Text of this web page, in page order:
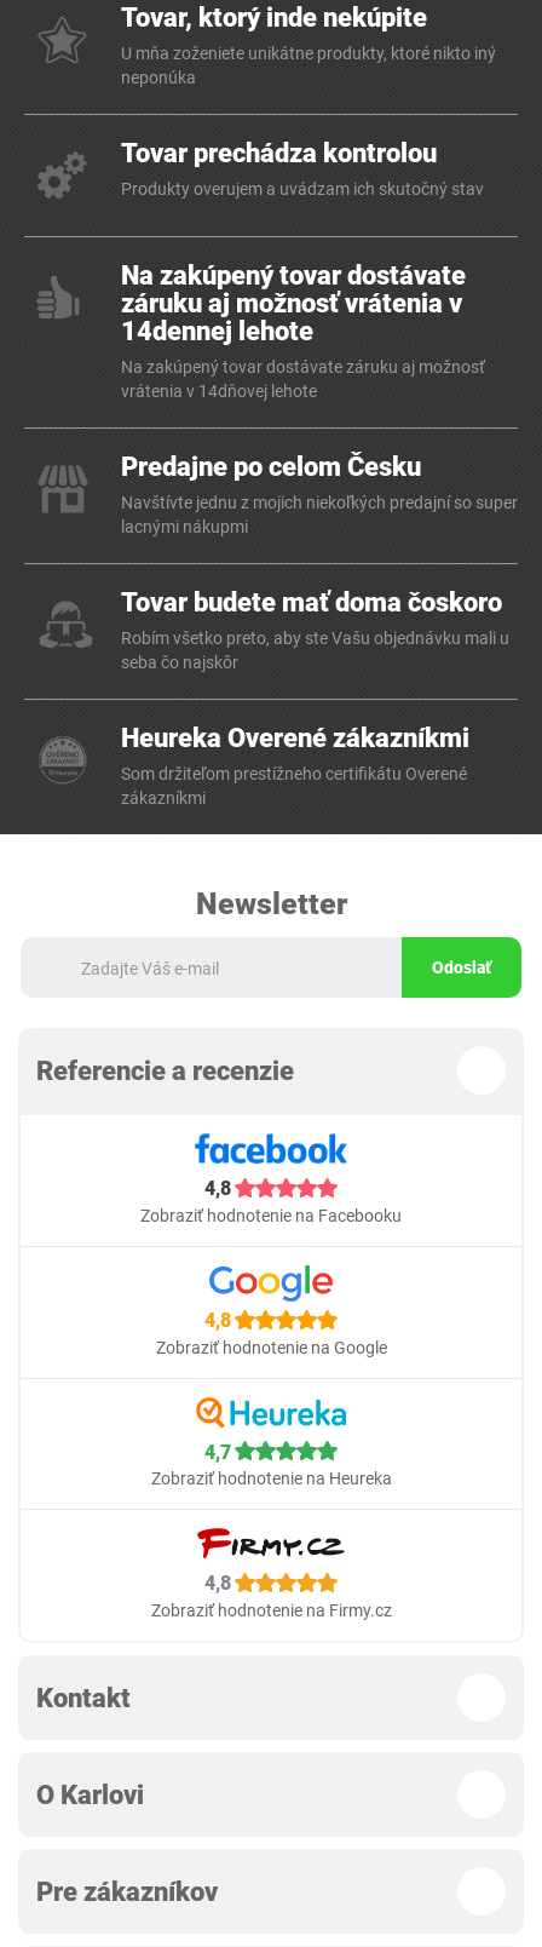
Tovar, ktorý inde nekúpite
U mňa zoženiete unikátne produkty, ktoré nikto iný
neponúka
Tovar prechádza kontrolou
Produkty overujem a uvádzam ich skutočný stav
Na zakúpený tovar dostávate
záruku aj možnosť vrátenia v
14dennej lehote
Na zakúpený tovar dostávate záruku aj možnosť
vrátenia v 14dňovej lehote
Predajne po celom Česku
Navštívte jednu z mojich niekoľkých predajní so super
lacnými nákupmi
Tovar budete mať doma čoskoro
Robím všetko preto, aby ste Vašu objednávku mali u
seba čo najskôr
Heureka Overené zákazníkmi
Som držiteľom prestížneho certifikátu Overené
zákazníkmi
Newsletter
Odoslať
Referencie a recenzie
4,8
Zobraziť hodnotenie na Facebooku
4,8
Zobraziť hodnotenie na Google
4,7
Zobraziť hodnotenie na Heureka
4,8
Zobraziť hodnotenie na Firmy.cz
Kontakt
O Karlovi
Pre zákazníkov